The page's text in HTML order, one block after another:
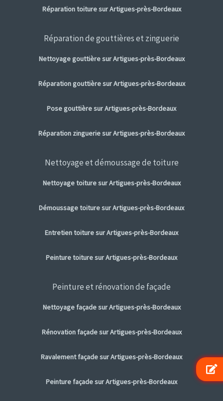
Réparation toiture sur Artigues-près-Bordeaux
Réparation de gouttières et zinguerie
Nettoyage gouttière sur Artigues-près-Bordeaux
Réparation gouttière sur Artigues-près-Bordeaux
Pose gouttière sur Artigues-près-Bordeaux
Réparation zinguerie sur Artigues-près-Bordeaux
Nettoyage et démoussage de toiture
Nettoyage toiture sur Artigues-près-Bordeaux
Démoussage toiture sur Artigues-près-Bordeaux
Entretien toiture sur Artigues-près-Bordeaux
Peinture toiture sur Artigues-près-Bordeaux
Peinture et rénovation de façade
Nettoyage façade sur Artigues-près-Bordeaux
Rénovation façade sur Artigues-près-Bordeaux
Ravalement façade sur Artigues-près-Bordeaux
Peinture façade sur Artigues-près-Bordeaux